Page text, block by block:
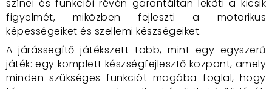
színei és funkciói révén garantáltan leköti a kicsik
figyelmét, miközben fejleszti a motorikus
képességeiket és szellemi készségeiket.
A járássegítő játékszett több, mint egy egyszerű
játék: egy komplett készségfejlesztő központ, amely
minden szükséges funkciót magába foglal, hogy